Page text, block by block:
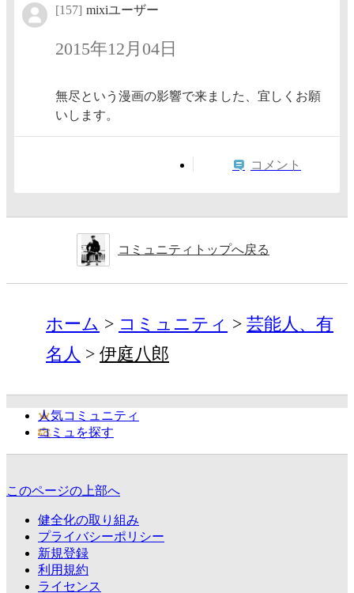
[157] mixiユーザー
2015年12月04日
無尽という漫画の影響で来ました、宜しくお願
いします。
コメント
コミュニティトップへ戻る
ホーム コミュニティ
芸能人、有
名人
伊庭八郎
人気コミュニティ
コミュを探す
このページの上部へ
健全化の取り組み
プライバシーポリシー
新規登録
利用規約
ライセンス